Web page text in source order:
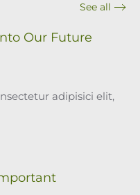
See all
Our Future
adipisici elit,